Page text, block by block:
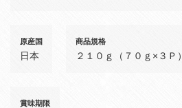
原産国
日本
商品規格
２１０ｇ（７０ｇ×３Ｐ）
賞味期限